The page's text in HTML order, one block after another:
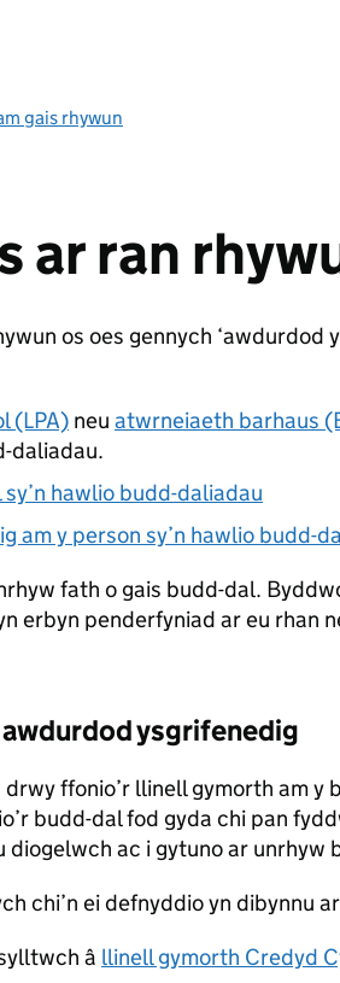
gais rhywun
ar ran
os oes gennych ‘awdurdod
(LPA) neu atwrneiaeth barhaus
daliadau.
hawlio budd-daliadau
am y person sy’n hawlio budd-
fath o gais budd-dal.
erbyn penderfyniad ar eu rhan
ysgrifenedig
ffonio’r llinell gymorth am y
budd-dal fod gyda chi pan
diogelwch ac i gytuno ar unrhyw
chi’n ei defnyddio yn dibynnu
â llinell gymorth Credyd